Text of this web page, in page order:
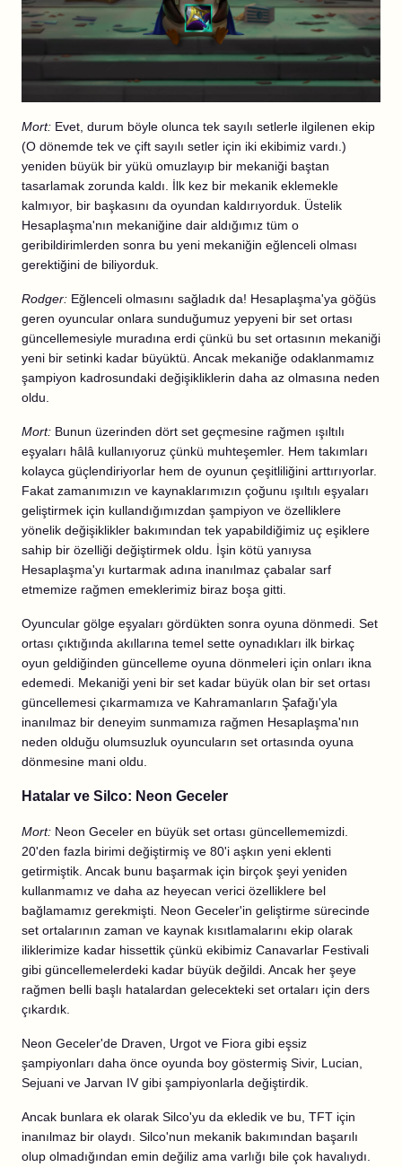
Mort: Evet, durum böyle olunca tek sayılı setlerle ilgilenen ekip
(O dönemde tek ve çift sayılı setler için iki ekibimiz vardı.)
yeniden büyük bir yükü omuzlayıp bir mekaniği baştan
tasarlamak zorunda kaldı. İlk kez bir mekanik eklemekle
kalmıyor, bir başkasını da oyundan kaldırıyorduk. Üstelik
Hesaplaşma'nın mekaniğine dair aldığımız tüm o
geribildirimlerden sonra bu yeni mekaniğin eğlenceli olması
gerektiğini de biliyorduk.
Rodger: Eğlenceli olmasını sağladık da! Hesaplaşma'ya göğüs
geren oyuncular onlara sunduğumuz yepyeni bir set ortası
güncellemesiyle muradına erdi çünkü bu set ortasının mekaniği
yeni bir setinki kadar büyüktü. Ancak mekaniğe odaklanmamız
şampiyon kadrosundaki değişikliklerin daha az olmasına neden
oldu.
Mort: Bunun üzerinden dört set geçmesine rağmen ışıltılı
eşyaları hâlâ kullanıyoruz çünkü muhteşemler. Hem takımları
kolayca güçlendiriyorlar hem de oyunun çeşitliliğini arttırıyorlar.
Fakat zamanımızın ve kaynaklarımızın çoğunu ışıltılı eşyaları
geliştirmek için kullandığımızdan şampiyon ve özelliklere
yönelik değişiklikler bakımından tek yapabildiğimiz uç eşiklere
sahip bir özelliği değiştirmek oldu. İşin kötü yanıysa
Hesaplaşma'yı kurtarmak adına inanılmaz çabalar sarf
etmemize rağmen emeklerimiz biraz boşa gitti.
Oyuncular gölge eşyaları gördükten sonra oyuna dönmedi. Set
ortası çıktığında akıllarına temel sette oynadıkları ilk birkaç
oyun geldiğinden güncelleme oyuna dönmeleri için onları ikna
edemedi. Mekaniği yeni bir set kadar büyük olan bir set ortası
güncellemesi çıkarmamıza ve Kahramanların Şafağı'yla
inanılmaz bir deneyim sunmamıza rağmen Hesaplaşma'nın
neden olduğu olumsuzluk oyuncuların set ortasında oyuna
dönmesine mani oldu.
Hatalar ve Silco: Neon Geceler
Mort: Neon Geceler en büyük set ortası güncellememizdi.
20'den fazla birimi değiştirmiş ve 80'i aşkın yeni eklenti
getirmiştik. Ancak bunu başarmak için birçok şeyi yeniden
kullanmamız ve daha az heyecan verici özelliklere bel
bağlamamız gerekmişti. Neon Geceler'in geliştirme sürecinde
set ortalarının zaman ve kaynak kısıtlamalarını ekip olarak
iliklerimize kadar hissettik çünkü ekibimiz Canavarlar Festivali
gibi güncellemelerdeki kadar büyük değildi. Ancak her şeye
rağmen belli başlı hatalardan gelecekteki set ortaları için ders
çıkardık.
Neon Geceler'de Draven, Urgot ve Fiora gibi eşsiz
şampiyonları daha önce oyunda boy göstermiş Sivir, Lucian,
Sejuani ve Jarvan IV gibi şampiyonlarla değiştirdik.
Ancak bunlara ek olarak Silco'yu da ekledik ve bu, TFT için
inanılmaz bir olaydı. Silco'nun mekanik bakımından başarılı
olup olmadığından emin değiliz ama varlığı bile çok havalıydı.